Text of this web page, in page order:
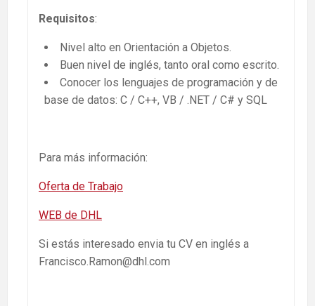
Requisitos:
Nivel alto en Orientación a Objetos.
Buen nivel de inglés, tanto oral como escrito.
Conocer los lenguajes de programación y de
base de datos: C / C++, VB / .NET / C# y SQL
Para más información:
Oferta de Trabajo
WEB de DHL
Si estás interesado envia tu CV en inglés a
Francisco.Ramon@dhl.com